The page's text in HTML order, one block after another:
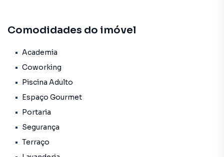
• Delivery
• Espaço gourmet
• Lavanderia
• Piscina adulto
• Portaria
• Segurança
• Status: Em construção
• Finalidade: Residencial
Comodidades do imóvel
Academia
Coworking
Piscina Adulto
Espaço Gourmet
Portaria
Segurança
Terraço